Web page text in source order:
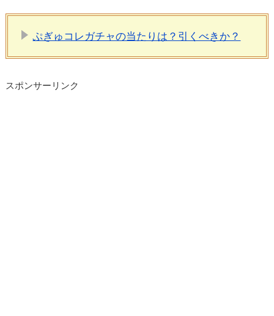
ぷぎゅコレガチャの当たりは？引くべきか？
スポンサーリンク